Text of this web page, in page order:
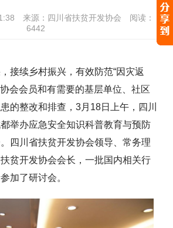
来源：四川省扶贫开发协会
阅读：
6442
接续乡村振兴，有效防范“因灾返
协会会员和有需要的基层单位、社区
的整改和排查，3月18日上午，四川
举办应急安全知识科普教育与预防
四川省扶贫开发协会领导、常务理
贫开发协会会长，一批国内相关行
加了研讨会。